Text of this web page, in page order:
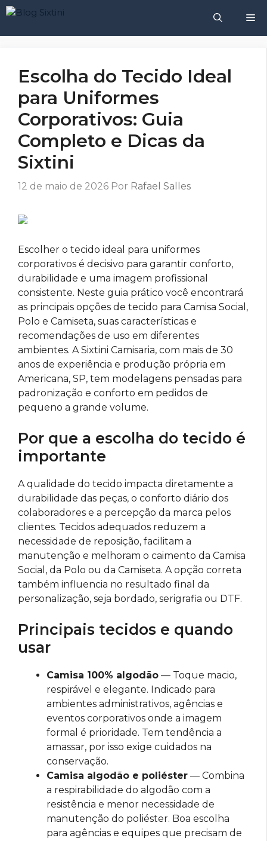
Pular
o
Escolha do Tecido Ideal
para Uniformes
Corporativos: Guia
Completo e Dicas da
Sixtini
12 de maio de 2026 Por Rafael Salles
Escolher o tecido ideal para uniformes
corporativos é decisivo para garantir conforto,
durabilidade e uma imagem profissional
consistente. Neste guia prático você encontrará
as principais opções de tecido para Camisa Social,
Polo e Camiseta, suas características e
recomendações de uso em diferentes
ambientes. A Sixtini Camisaria, com mais de 30
anos de experiência e produção própria em
Americana, SP, tem modelagens pensadas para
padronização e conforto em pedidos de
pequeno a grande volume.
Por que a escolha do tecido é
importante
A qualidade do tecido impacta diretamente a
durabilidade das peças, o conforto diário dos
colaboradores e a percepção da marca pelos
clientes. Tecidos adequados reduzem a
necessidade de reposição, facilitam a
manutenção e melhoram o caimento da Camisa
Social, da Polo ou da Camiseta. A opção correta
também influencia no resultado final da
personalização, seja bordado, serigrafia ou DTF.
Principais tecidos e quando
usar
Camisa 100% algodão — Toque macio,
respirável e elegante. Indicado para
ambientes administrativos, agências e
eventos corporativos onde a imagem
formal é prioridade. Tem tendência a
amassar, por isso exige cuidados na
conservação.
Camisa algodão e poliéster — Combina
a respirabilidade do algodão com a
resistência e menor necessidade de
manutenção do poliéster. Boa escolha
para agências e equipes que precisam de